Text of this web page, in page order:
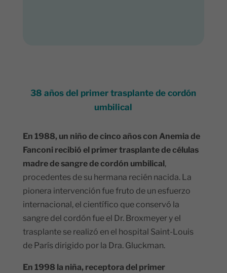
38 años del primer trasplante de cordón
umbilical
En 1988, un niño de cinco años con Anemia de
Fanconi recibió el primer trasplante de células
madre de sangre de cordón umbilical ,
procedentes de su hermana recién nacida. La
pionera intervención fue fruto de un esfuerzo
internacional, el científico que conservó la
sangre del cordón fue el Dr. Broxmeyer y el
trasplante se realizó en el hospital Saint-Louis
de París dirigido por la Dra. Gluckman.
En 1998 la niña, receptora del primer